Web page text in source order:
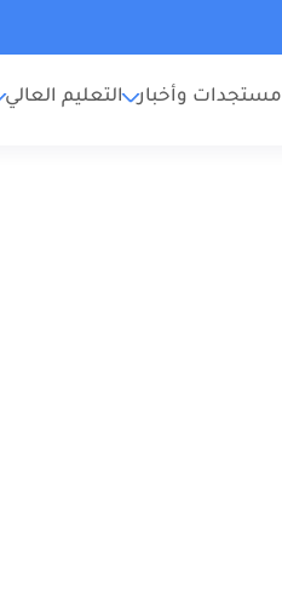
مستجدات وأخبار التعليم العالي